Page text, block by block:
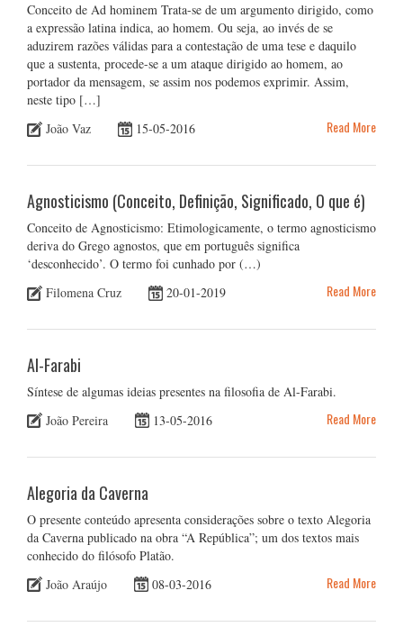
Conceito de Ad hominem Trata-se de um argumento dirigido, como
a expressão latina indica, ao homem. Ou seja, ao invés de se
aduzirem razões válidas para a contestação de uma tese e daquilo
que a sustenta, procede-se a um ataque dirigido ao homem, ao
portador da mensagem, se assim nos podemos exprimir. Assim,
neste tipo […]
João Vaz
15-05-2016 Read More
Agnosticismo (Conceito, Definição, Significado, O que é)
Conceito de Agnosticismo: Etimologicamente, o termo agnosticismo
deriva do Grego agnostos, que em português significa
‘desconhecido’. O termo foi cunhado por (…)
Filomena Cruz
20-01-2019 Read More
Al-Farabi
Síntese de algumas ideias presentes na filosofia de Al-Farabi.
João Pereira
13-05-2016 Read More
Alegoria da Caverna
O presente conteúdo apresenta considerações sobre o texto Alegoria
da Caverna publicado na obra “A República”; um dos textos mais
conhecido do filósofo Platão.
João Araújo
08-03-2016 Read More